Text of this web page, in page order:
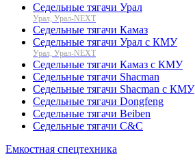
Седельные тягачи Урал
Урал, Урал-NEXT
Седельные тягачи Камаз
Седельные тягачи Урал с КМУ
Урал, Урал-NEXT
Седельные тягачи Камаз с КМУ
Седельные тягачи Shacman
Седельные тягачи Shacman с КМУ
Седельные тягачи Dongfeng
Седельные тягачи Beiben
Седельные тягачи C&C
Емкостная спецтехника